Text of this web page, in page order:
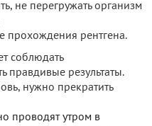
не перегружать организм
прохождения рентгена.
соблюдать
правдивые результаты.
нужно прекратить
проводят утром в